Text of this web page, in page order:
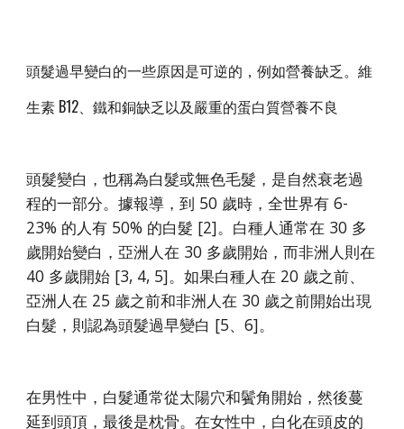
頭髮過早變白的一些原因是可逆的，例如營養缺乏。維
生素 B12、鐵和銅缺乏以及嚴重的蛋白質營養不良
頭髮變白，也稱為白髮或無色毛髮，是自然衰老過
程的一部分。據報導，到 50 歲時，全世界有 6-
23% 的人有 50% 的白髮 [2]。白種人通常在 30 多
歲開始變白，亞洲人在 30 多歲開始，而非洲人則在
40 多歲開始 [3, 4, 5]。如果白種人在 20 歲之前、
亞洲人在 25 歲之前和非洲人在 30 歲之前開始出現
白髮，則認為頭髮過早變白 [5、6]。
在男性中，白髮通常從太陽穴和鬢角開始，然後蔓
延到頭頂，最後是枕骨。在女性中，白化在頭皮的